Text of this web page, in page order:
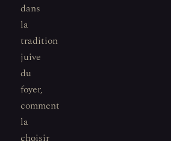
dans
la
tradition
juive
du
foyer,
comment
la
choisir